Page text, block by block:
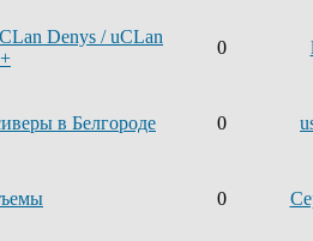
Denys / uCLan
0
в Белгороде 0
0